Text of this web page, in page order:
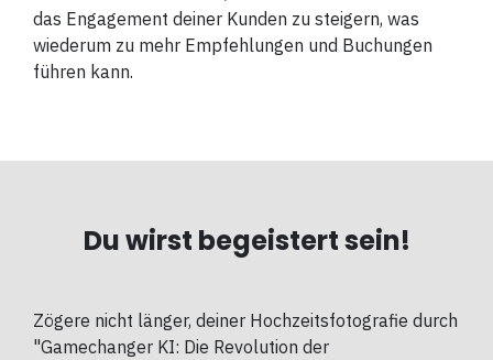
das Engagement deiner Kunden zu steigern, was
wiederum zu mehr Empfehlungen und Buchungen
führen kann.
Du wirst begeistert sein!
Zögere nicht länger, deiner Hochzeitsfotografie durch
"Gamechanger KI: Die Revolution der